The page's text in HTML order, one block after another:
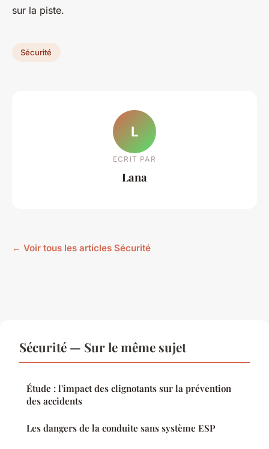
sur la piste.
Sécurité
L
ECRIT PAR
Lana
← Voir tous les articles Sécurité
Sécurité — Sur le même sujet
Étude : l'impact des clignotants sur la prévention
des accidents
Les dangers de la conduite sans système ESP